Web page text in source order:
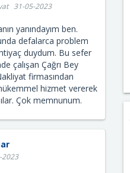
31-05-2023
yanındayım ben.
defalarca problem
duydum. Bu sefer
çalışan Çağrı Bey
firmasından
hizmet vererek
Çok memnunum.